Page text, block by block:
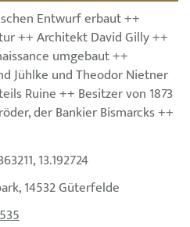
Entwurf erbaut ++
++ Architekt David Gilly ++
umgebaut ++
Jühlke und Theodor Nietner
Ruine ++ Besitzer von 1873
der Bankier Bismarcks ++
13.192724
14532 Güterfelde